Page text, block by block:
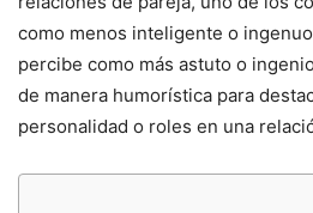
como menos inteligente o
percibe como más astuto o
de manera humorística para
personalidad o roles en una